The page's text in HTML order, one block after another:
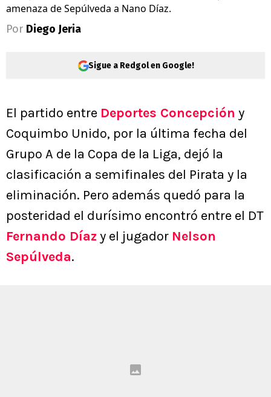
amenaza de Sepúlveda a Nano Díaz.
Por Diego Jeria
Sigue a Redgol en Google!
El partido entre Deportes Concepción y
Coquimbo Unido, por la última fecha del
Grupo A de la Copa de la Liga, dejó la
clasificación a semifinales del Pirata y la
eliminación. Pero además quedó para la
posteridad el durísimo encontró entre el DT
Fernando Díaz y el jugador Nelson
Sepúlveda.